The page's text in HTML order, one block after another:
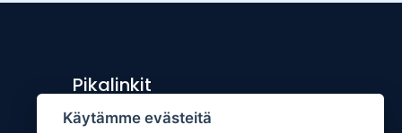
Pikalinkit
Lähetä uutisvinkki
Käytämme evästeitä